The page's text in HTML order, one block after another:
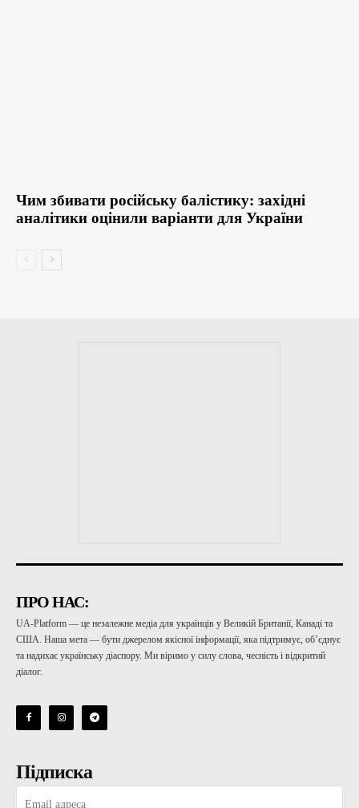
Чим збивати російську балістику: західні
аналітики оцінили варіанти для України
ПРО НАС:
UA-Platform — це незалежне медіа для українців у Великій Британії, Канаді та
США. Наша мета — бути джерелом якісної інформації, яка підтримує, об’єднує
та надихає українську діаспору. Ми віримо у силу слова, чесність і відкритий
діалог.
Підписка